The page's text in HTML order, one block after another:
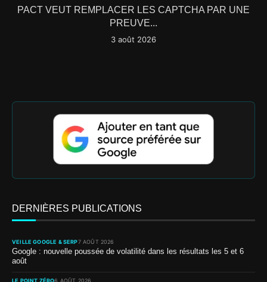
PACT VEUT REMPLACER LES CAPTCHA PAR UNE
PREUVE...
3 août 2026
DERNIÈRES PUBLICATIONS
VEILLE GOOGLE & SERP7 AOÛT 2026
Google : nouvelle poussée de volatilité dans les résultats les 5 et 6
août
LE POINT ZÉRO6 AOÛT 2026